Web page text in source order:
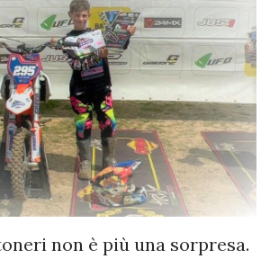
non è più una sorpresa.